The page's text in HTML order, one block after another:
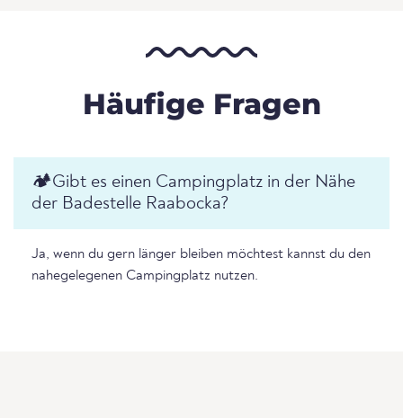
Häufige Fragen
🏕️️Gibt es einen Campingplatz in der Nähe
der Badestelle Raabocka?
Ja, wenn du gern länger bleiben möchtest kannst du den
nahegelegenen Campingplatz nutzen.